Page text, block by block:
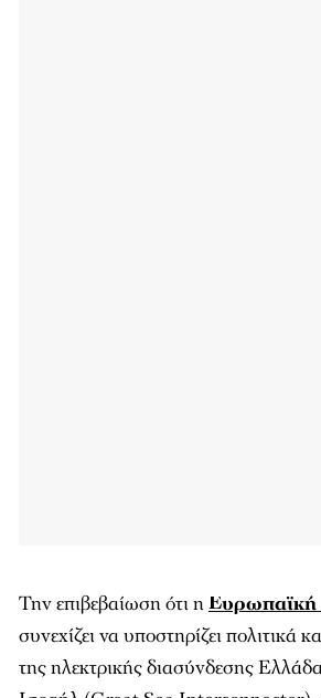
Την επιβεβαίωση ότι ηΕυρωπαϊκή
συνεχίζει να υποστηρίζει πολιτικά
της ηλεκτρικής διασύνδεσης